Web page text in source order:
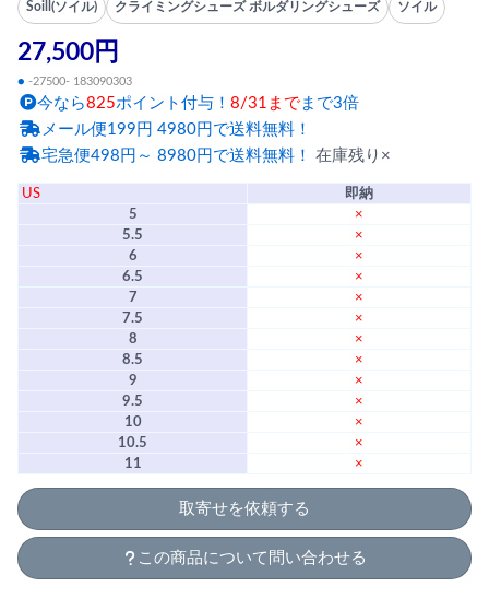
Soill(ソイル) クライミングシューズ ボルダリングシューズ ソイル
27,500円
● -27500- 183090303
今なら825ポイント付与！ 8/31まで まで3倍
メール便199円 4980円で送料無料！
宅急便498円～ 8980円で送料無料！ 在庫残り×
US
即納
5
×
5.5
×
6
×
6.5
×
7
×
7.5
×
8
×
8.5
×
9
×
9.5
×
10
×
10.5
×
11
×
取寄せを依頼する
この商品について問い合わせる